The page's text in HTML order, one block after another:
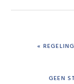
PREVIOUS
«
NEXT
GEEN